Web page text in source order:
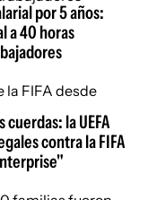
por 5 años:
a 40 horas
la UEFA
contra la FIFA